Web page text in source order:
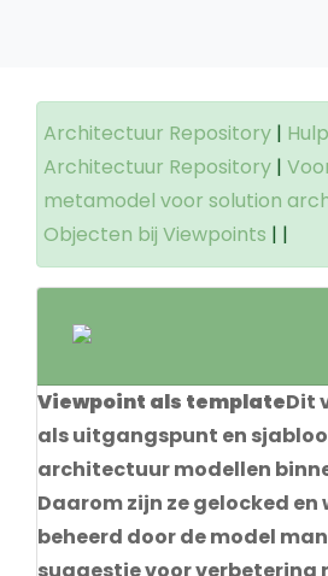
Architectuur Repository |
Architectuur Repository |
metamodel voor solution
Objecten bij Viewpoints | |
Viewpoint als templateDit
als uitgangspunt en
architectuur modellen
Daarom zijn ze gelocked en
beheerd door de model